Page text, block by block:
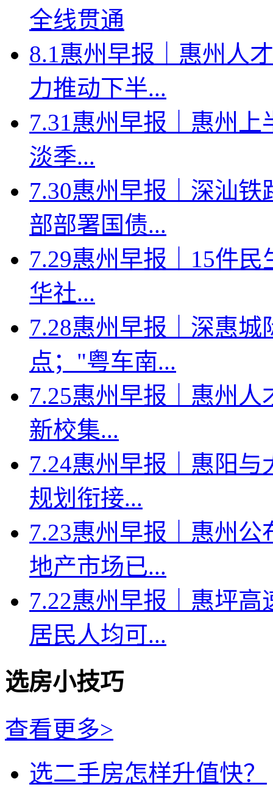
全线贯通
8.1惠州早报｜惠州人
力推动下半...
7.31惠州早报｜惠州上
淡季...
7.30惠州早报｜深汕
部部署国债...
7.29惠州早报｜15件
华社...
7.28惠州早报｜深惠
点；"粤车南...
7.25惠州早报｜惠州
新校集...
7.24惠州早报｜惠阳
规划衔接...
7.23惠州早报｜惠州
地产市场已...
7.22惠州早报｜惠坪
居民人均可...
选房小技巧
查看更多>
选二手房怎样升值快？